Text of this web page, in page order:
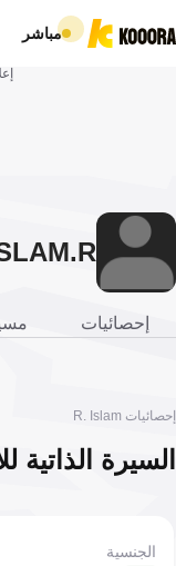
مباشر
R.
إحصائيات
إحصائيات R. Islam
السيرة الذاتية
الجنسية